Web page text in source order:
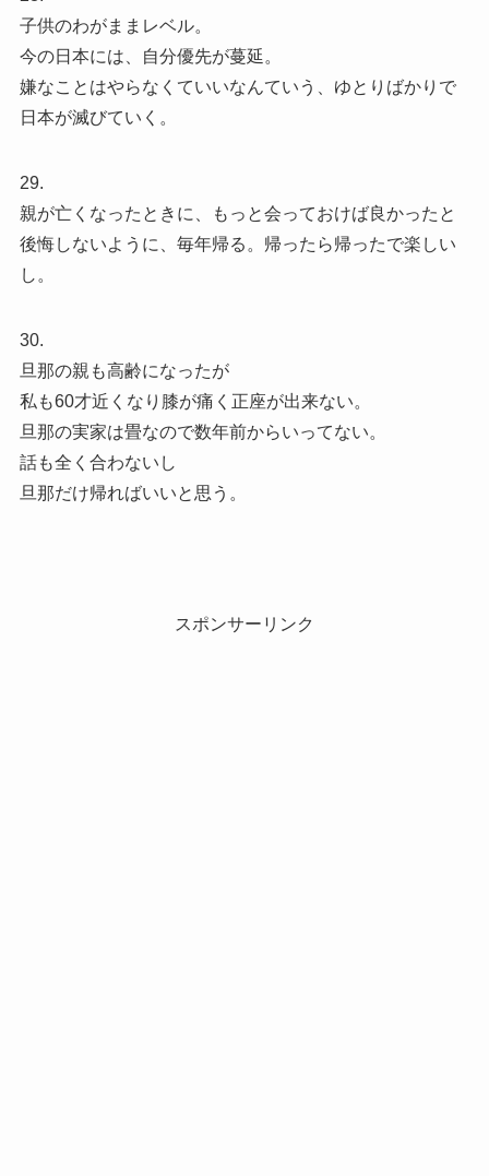
子供のわがままレベル。
今の日本には、自分優先が蔓延。
嫌なことはやらなくていいなんていう、ゆとりばかりで
日本が滅びていく。
29.
親が亡くなったときに、もっと会っておけば良かったと
後悔しないように、毎年帰る。帰ったら帰ったで楽しい
し。
30.
旦那の親も高齢になったが
私も60才近くなり膝が痛く正座が出来ない。
旦那の実家は畳なので数年前からいってない。
話も全く合わないし
旦那だけ帰ればいいと思う。
スポンサーリンク